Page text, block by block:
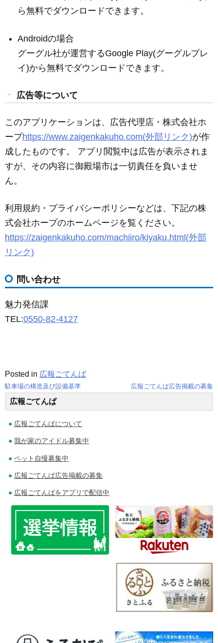
ら無料でダウンロードできます。
Androidの場合
グーグル社が運営するGoogle Play(グーグルプレ
イ)から無料でダウンロードできます。
広告等について
このアプリケーションは、広告代理店・株式会社ホ
ープhttps://www.zaigenkakuho.com(外部リンク)が作
成したものです。
アプリ閲覧中は広告が表示されま
すが、その内容に御殿場市は一切責任を負いませ
ん。
利用規約・プライバシーポリシーなどは、下記の株
式会社ホープのホームページを覧ください。
https://zaigenkakuho.com/machiiro/kiyaku.html(外部
リンク)
問い合わせ
魅力発信課
TEL:0550-82-4127
Posted in 広報ごてんば
投
ー
シ
駐車場の構造及び設備基準 広報ごてんば広告掲載の募集
広報ごてんば
広報ごてんばについて
我が家のアイドル募集中
ペット自慢募集中
広報ごてんば広告掲載の募集
広報ごてんばをアプリで配信中